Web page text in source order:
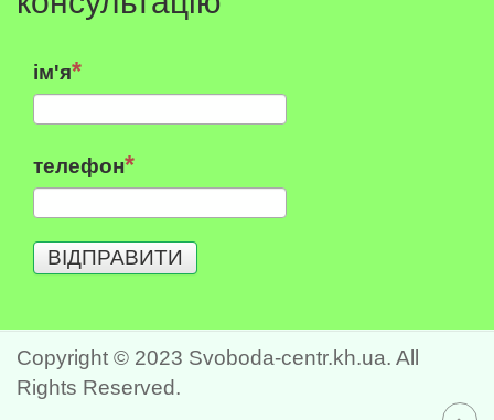
ім'я
телефон
ВІДПРАВИТИ
Copyright © 2023 Svoboda-centr.kh.ua. All
Rights Reserved.